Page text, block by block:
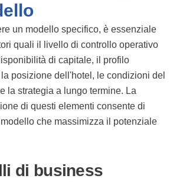
un modello specifico, è essenziale
quali il livello di controllo operativo
di capitale, il profilo
posizione dell'hotel, le condizioni del
la strategia a lungo termine. La
di questi elementi consente di
che massimizza il potenziale
di business